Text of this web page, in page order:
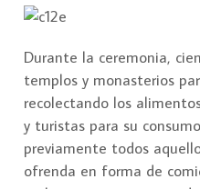
Durante la ceremonia,
templos y monasterios
recolectando los
y turistas para su
previamente todos
ofrenda en forma de